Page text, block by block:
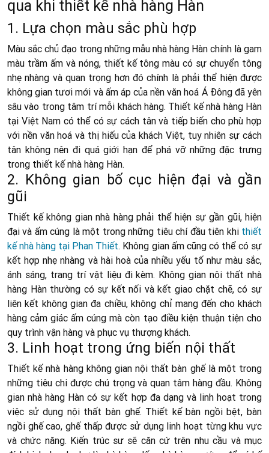
qua khi thiết kế nhà hàng Hàn
1. Lựa chọn màu sắc phù hợp
Màu sắc chủ đạo trong những mẫu nhà hàng Hàn chính là gam
màu trầm ấm và nóng, thiết kế tông màu có sự chuyển tông
nhẹ nhàng và quan trọng hơn đó chính là phải thể hiện được
không gian tươi mới và ấm áp của nền văn hoá Á Đông đã yên
sâu vào trong tâm trí mỗi khách hàng. Thiết kế nhà hàng Hàn
tại Việt Nam có thể có sự cách tân và tiếp biến cho phù hợp
với nền văn hoá và thị hiếu của khách Việt, tuy nhiên sự cách
tân không nên đi quá giới hạn để phá vỡ những đặc trưng
trong thiết kế nhà hàng Hàn.
2. Không gian bố cục hiện đại và gần
gũi
Thiết kế không gian nhà hàng phải thể hiện sự gần gũi, hiện
đại và ấm cúng là một trong những tiêu chí đầu tiên khi thiết
kế nhà hàng tại Phan Thiết. Không gian ấm cũng có thể có sự
kết hợp nhẹ nhàng và hài hoà của nhiều yếu tố như màu sắc,
ánh sáng, trang trí vật liệu đi kèm. Không gian nội thất nhà
hàng Hàn thường có sự kết nối và kết giao chặt chẽ, có sự
liên kết không gian đa chiều, không chỉ mang đến cho khách
hàng cảm giác ấm cúng mà còn tạo điều kiện thuận tiện cho
quy trình vận hàng và phục vụ thượng khách.
3. Linh hoạt trong ứng biến nội thất
Thiết kế nhà hàng không gian nội thất bàn ghế là một trong
những tiêu chi được chú trọng và quan tâm hàng đầu. Không
gian nhà hàng Hàn có sự kết hợp đa dạng và linh hoạt trong
việc sử dụng nội thất bàn ghế. Thiết kế bàn ngồi bệt, bàn
ngồi ghế cao, ghế thấp được sử dụng linh hoạt từng khu vực
và chức năng. Kiến trúc sư sẽ căn cứ trên nhu cầu và mục